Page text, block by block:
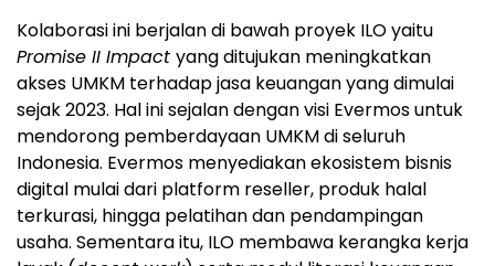
Kolaborasi ini berjalan di bawah proyek ILO yaitu
Promise II Impact yang ditujukan meningkatkan
akses UMKM terhadap jasa keuangan yang dimulai
sejak 2023. Hal ini sejalan dengan visi Evermos untuk
mendorong pemberdayaan UMKM di seluruh
Indonesia. Evermos menyediakan ekosistem bisnis
digital mulai dari platform reseller, produk halal
terkurasi, hingga pelatihan dan pendampingan
usaha. Sementara itu, ILO membawa kerangka kerja